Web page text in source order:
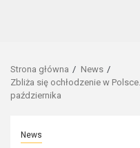
Strona główna
News
Zbliża się ochłodzenie w
października
News